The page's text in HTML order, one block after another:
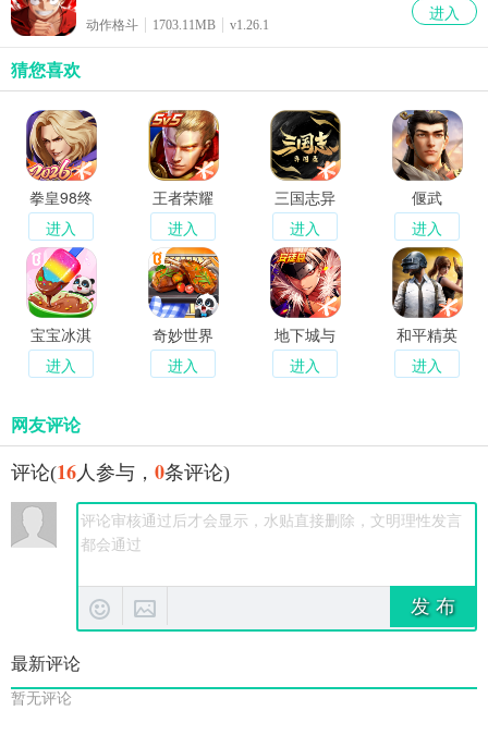
动作格斗 1703.11MB v1.26.1
进入
猜您喜欢
拳皇98终
极之战OL
进入
王者荣耀
进入
三国志异
闻录
进入
偃武
进入
宝宝冰淇
淋工厂
进入
奇妙世界
美食萌娃
变身料理
进入
地下城与
勇士起源
进入
和平精英
进入
网友评论
评论(16人参与， 0条评论)
发 布
最新评论
暂无评论